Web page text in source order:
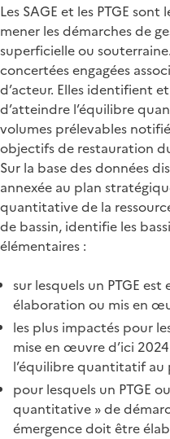
Les SAGE et les PTGE
mener les démarches de
superficielle ou
concertées engagées
d’acteur. Elles identifient
d’atteindre l’équilibre
volumes prélevables
objectifs de restauration
Sur la base des données
annexée au plan
quantitative de la
de bassin, identifie les
élémentaires :
sur lesquels un PTGE
élaboration ou mis en
les plus impactés pour
mise en œuvre d’ici
l’équilibre quantitatif au
pour lesquels un PTGE
quantitative » de
émergence doit être